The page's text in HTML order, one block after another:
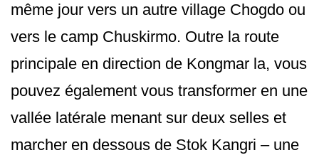
même jour vers un autre village Chogdo ou
vers le camp Chuskirmo. Outre la route
principale en direction de Kongmar la, vous
pouvez également vous transformer en une
vallée latérale menant sur deux selles et
marcher en dessous de Stok Kangri – une